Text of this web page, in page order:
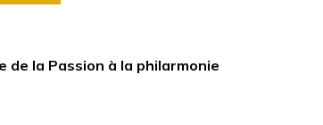
de la Passion à la philarmonie